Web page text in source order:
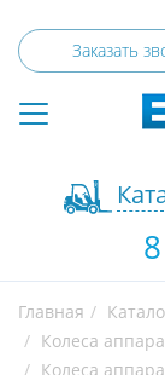
Заказать
Главная
Колеса
Колеса